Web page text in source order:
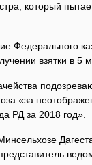
который
Федерального
взятки в 5
«за
РД за 2018 год».